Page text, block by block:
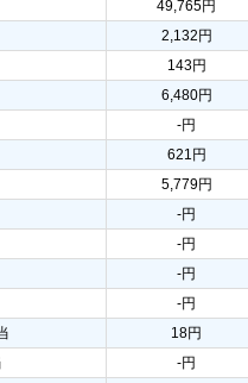
49,765円
2,132円
143円
6,480円
-円
621円
5,779円
-円
-円
-円
-円
18円
-円